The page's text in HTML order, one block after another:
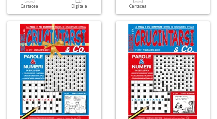
Cartacea Digitale Cartacea